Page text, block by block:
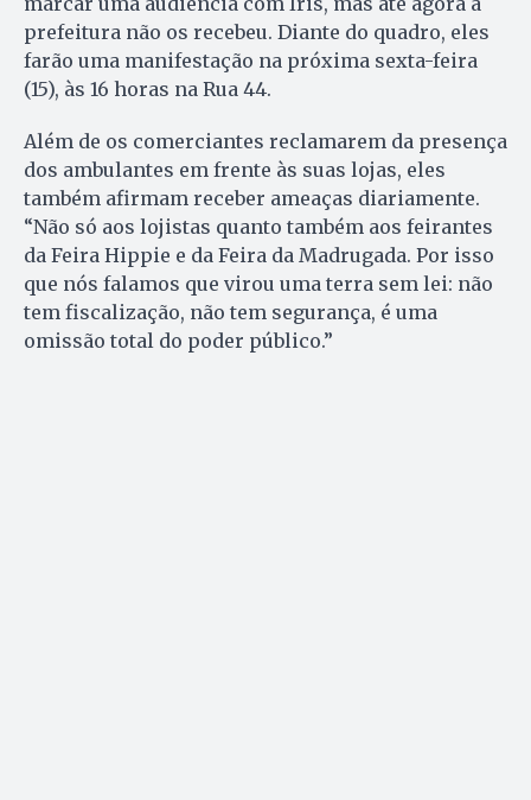
prefeitura não os recebeu. Diante do quadro, eles
farão uma manifestação na próxima sexta-feira
(15), às 16 horas na Rua 44.
Além de os comerciantes reclamarem da presença
dos ambulantes em frente às suas lojas, eles
também afirmam receber ameaças diariamente.
“Não só aos lojistas quanto também aos feirantes
da Feira Hippie e da Feira da Madrugada. Por isso
que nós falamos que virou uma terra sem lei: não
tem fiscalização, não tem segurança, é uma
omissão total do poder público.”